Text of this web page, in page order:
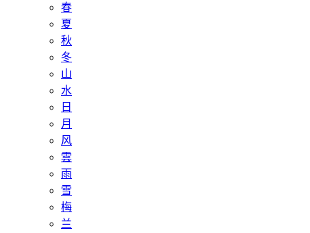
春
夏
秋
冬
山
水
日
月
风
雲
雨
雪
梅
兰